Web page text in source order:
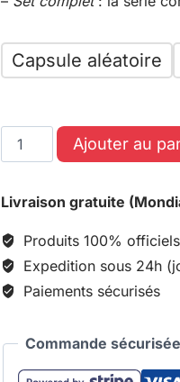
Capsule aléatoire
Ajouter au
Livraison gratuite
Produits 100% officiels
Expedition sous 24h
Paiements sécurisés
Commande